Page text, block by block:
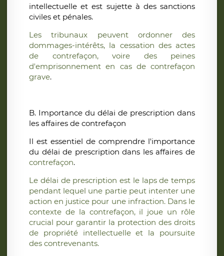
intellectuelle et est sujette à des sanctions
civiles et pénales.
Les tribunaux peuvent ordonner des
dommages-intérêts, la cessation des actes
de contrefaçon, voire des peines
d'emprisonnement en cas de contrefaçon
grave.
B. Importance du délai de prescription dans
les affaires de contrefaçon
Il est essentiel de comprendre l'importance
du délai de prescription dans les affaires de
contrefaçon.
Le délai de prescription est le laps de temps
pendant lequel une partie peut intenter une
action en justice pour une infraction. Dans le
contexte de la contrefaçon, il joue un rôle
crucial pour garantir la protection des droits
de propriété intellectuelle et la poursuite
des contrevenants.